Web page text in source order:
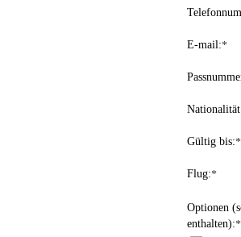
E-mail:*
Gültig bis:*
Flug:*
Optionen
enthalten):*